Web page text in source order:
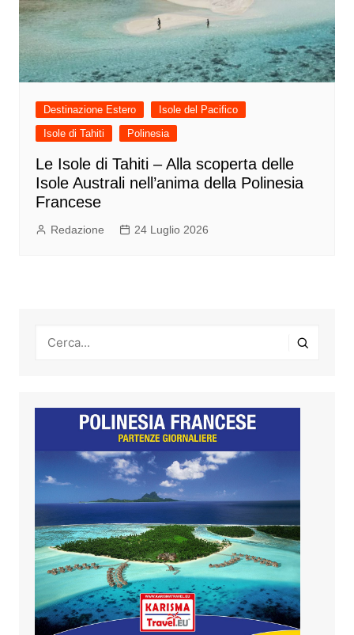
Destinazione Estero
Isole del Pacifico
Isole di Tahiti
Polinesia
Le Isole di Tahiti – Alla scoperta delle
Isole Australi nell’anima della Polinesia
Francese
Redazione 24 Luglio 2026